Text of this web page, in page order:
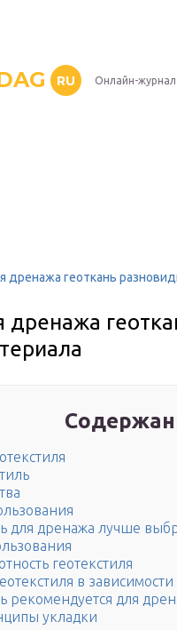
RU Онлайн-
дренажа геоткань
дренажа
для дренажа лучше
геотекстиля
в
рекомендуется для
укладки